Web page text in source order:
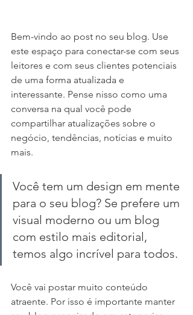
Bem-vindo ao post no seu blog. Use
este espaço para conectar-se com seus
leitores e com seus clientes potenciais
de uma forma atualizada e
interessante. Pense nisso como uma
conversa na qual você pode
compartilhar atualizações sobre o
negócio, tendências, notícias e muito
mais.
Você tem um design em mente
para o seu blog? Se prefere um
visual moderno ou um blog
com estilo mais editorial,
temos algo incrível para todos.
Você vai postar muito conteúdo
atraente. Por isso é importante manter